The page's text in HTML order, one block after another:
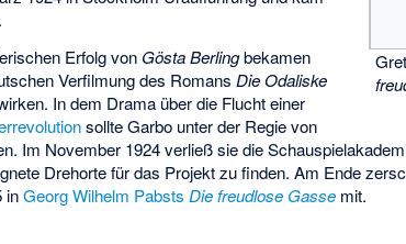
Erfolg von Gösta Berlingbekamen
Verfilmung des RomansDie Odaliske
In dem Drama über die Flucht einer
sollte Garbo unter der Regie von
Im November 1924 verließ sie die
Drehorte für das Projekt zu finden. Am Ende
inGeorg Wilhelm Pabsts Die freudlose Gasse mit.